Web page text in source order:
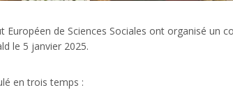
de Sciences Sociales ont organisé un
le 5 janvier 2025.
en trois temps :